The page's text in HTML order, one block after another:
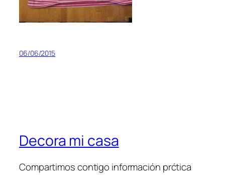
06/06/2015
Decora mi casa
Compartimos contigo información prćtica